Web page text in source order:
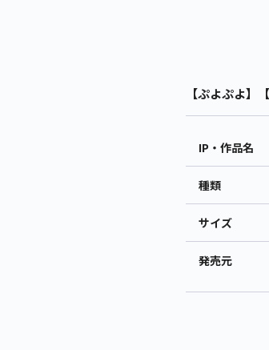
【ぷよぷよ
IP・作品名
種類
サイズ
発売元